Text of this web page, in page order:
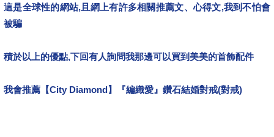
這是全球性的網站,且網上有許多相關推薦文、心得文,我到不怕會
被騙
積於以上的優點,下回有人詢問我那邊可以買到美美的首飾配件
我會推薦 【City Diamond】『編織愛』鑽石結婚對戒(對戒)